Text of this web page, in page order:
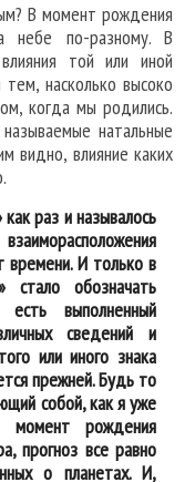
В момент рождения
небе по-разному. В
той или иной
насколько высоко
когда мы родились.
натальные
видно, влияние каких
раз и называлось
времени. И только в
стало обозначать
выполненный
сведений и
или иного знака
прежней. Будь то
собой, как я уже
момент рождения
прогноз все равно
о планетах. И,